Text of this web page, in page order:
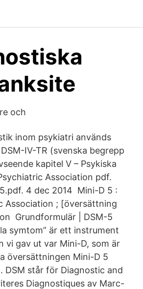
och
inom psykiatri används
IV-TR (svenska begrepp
kapitel V – Psykiska
Association pdf.
4 dec 2014 Mini-D 5 :
Association ; [översättning
Grundformulär | DSM-5
symtom” är ett instrument
vi gav ut var Mini-D, som är
översättningen Mini-D 5
DSM står för Diagnostic and
Diagnostiques av Marc-